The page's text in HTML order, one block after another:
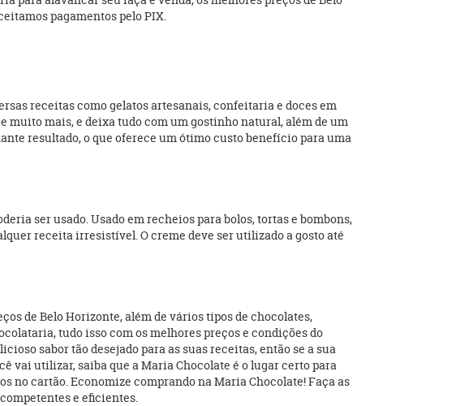
pagamentos pelo PIX.
receitas como gelatos artesanais, confeitaria e doces em
muito mais, e deixa tudo com um gostinho natural, além de um
resultado, o que oferece um ótimo custo benefício para uma
ser usado. Usado em recheios para bolos, tortas e bombons,
receita irresistível. O creme deve ser utilizado a gosto até
de Belo Horizonte, além de vários tipos de chocolates,
tudo isso com os melhores preços e condições do
sabor tão desejado para as suas receitas, então se a sua
vai utilizar, saiba que a Maria Chocolate é o lugar certo para
no cartão. Economize comprando na Maria Chocolate! Faça as
e eficientes.